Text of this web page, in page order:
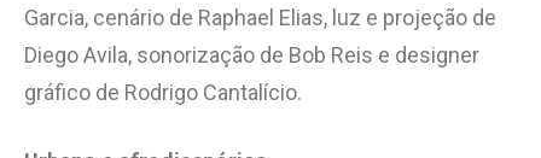
Garcia, cenário de Raphael Elias, luz e projeção de
Diego Avila, sonorização de Bob Reis e designer
gráfico de Rodrigo Cantalício.